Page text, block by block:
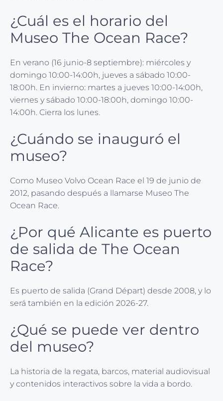
¿Cuál es el horario del
Museo The Ocean Race?
En verano (16 junio-8 septiembre): miércoles y
domingo 10:00-14:00h, jueves a sábado 10:00-
18:00h. En invierno: martes a jueves 10:00-14:00h,
viernes y sábado 10:00-18:00h, domingo 10:00-
14:00h. Cierra los lunes.
¿Cuándo se inauguró el
museo?
Como Museo Volvo Ocean Race el 19 de junio de
2012, pasando después a llamarse Museo The
Ocean Race.
¿Por qué Alicante es puerto
de salida de The Ocean
Race?
Es puerto de salida (Grand Départ) desde 2008, y lo
será también en la edición 2026-27.
¿Qué se puede ver dentro
del museo?
La historia de la regata, barcos, material audiovisual
y contenidos interactivos sobre la vida a bordo.